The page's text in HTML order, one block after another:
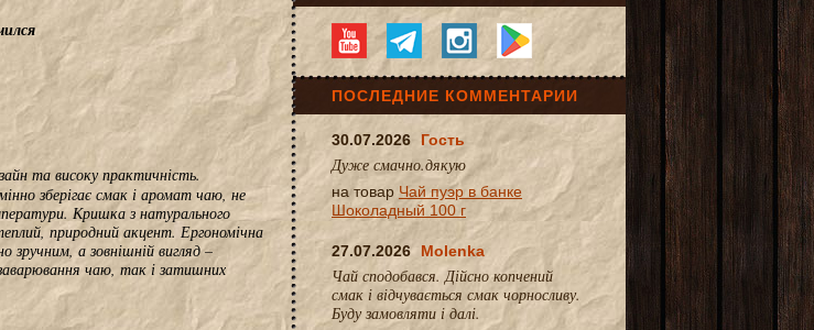
та високу практичність.
зберігає смак і аромат чаю, не
Кришка з натурального
природний акцент. Ергономічна
зручним, а зовнішній вигляд –
чаю, так і затишних
ПОСЛЕДНИЕ КОММЕНТАРИИ
30.07.2026 Гость
Дуже смачно.дякую
на товар Чай пуэр в банке
Шоколадный 100 г
27.07.2026 Molenka
Чай сподобався. Дійсно копчений
смак і відчувається смак чорносливу.
Буду замовляти і далі.